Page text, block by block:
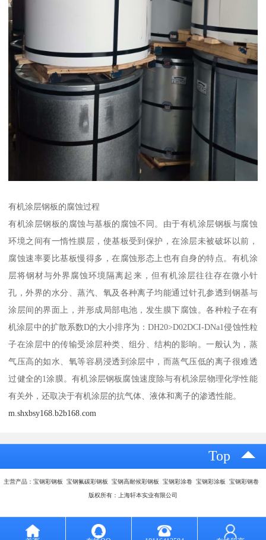
有机涂层钢板的腐蚀过程
有机涂层钢板的腐蚀与基板的腐蚀不同。由于有机涂层钢板与腐蚀
环境之间有一惰性膜层，使基板受到保护，在涂层未被破坏以前，
腐蚀速率要比基板慢得多，在腐蚀形态上也有自身的特点。有机涂
层将钢材与外界腐蚀环境隔离起来，但有机涂层往往存在微小针
孔，外界的水分、蒸汽、氧及各种离子均能通过针孔参透到钢基与
涂层间的界面上，并形成局部电池，发生膜下腐蚀。各种粒子在有
机涂层中的扩散系数D的大小排序为：DH20>D02DCI-DNa1侵蚀性粒
子在涂层中的传输受涂层种类、组分、结构的影响。一般认为，蒸
气压高的如水、氧等容易浸透到涂层中，而蒸气压低的离子很难透
过健全的1涂膜。有机涂层钢板腐蚀速度除与有机涂层物理化学性能
有关外，还取决于有机涂层的抗气体、液体和离子的渗透性能。
m.shxbsy168.b2b168.com
Top
主营产品：宝钢彩钢板 宝钢氟碳彩钢板 宝钢高耐候彩钢板 宝钢彩涂卷 宝钢彩涂板 宝钢彩钢卷
版权所有：上海轩本实业有限公司